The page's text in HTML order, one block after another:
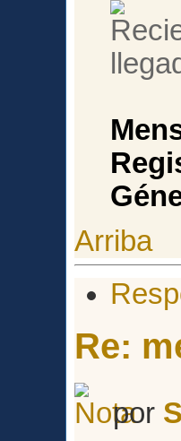
Arriba
Re:
por